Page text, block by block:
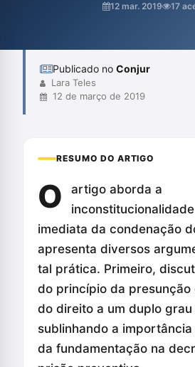
fundamentação adequada para a
12 mar. 2019 17
Publicado no Conjur
Lara Teles
12 de março de 2019
RESUMO DO ARTIGO
O
artigo aborda a
imediata da condenação
apresenta diversos
tal prática. Primeiro,
do princípio da presunção
do direito a um duplo
sublinhando a
da fundamentação na